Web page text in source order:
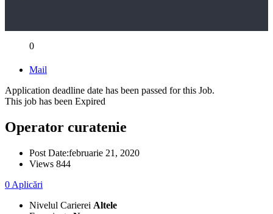
0
Mail
Application deadline date has been passed for this Job.
This job has been Expired
Operator curatenie
Post Date:februarie 21, 2020
Views 844
0 Aplicări
Nivelul Carierei Altele